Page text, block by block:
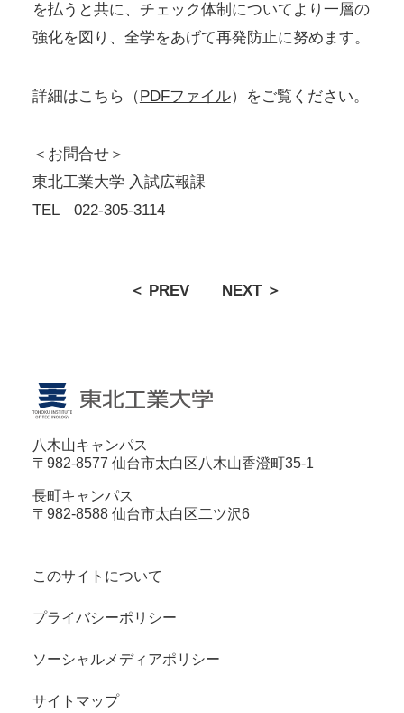
を払うと共に、チェック体制についてより一層の
強化を図り、全学をあげて再発防止に努めます。
詳細はこちら（PDFファイル）をご覧ください。
＜お問合せ＞
東北工業大学 入試広報課
TEL 022-305-3114
＜ PREV NEXT ＞
八木山キャンパス
〒982-8577 仙台市太白区八木山香澄町35-1
長町キャンパス
〒982-8588 仙台市太白区二ツ沢6
このサイトについて
プライバシーポリシー
ソーシャルメディアポリシー
サイトマップ